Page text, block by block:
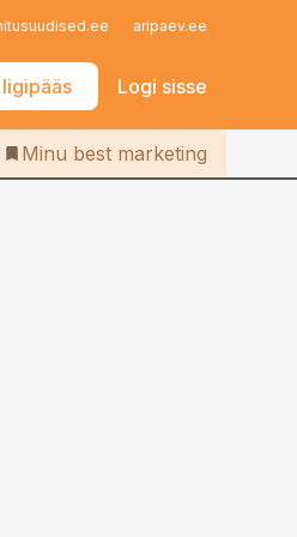
aripaev.ee
Logi sisse
Iseteenindus
Bestmarketing
Minu best marketing